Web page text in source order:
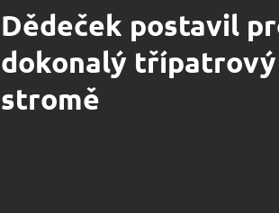
Dědeček postavil
dokonalý třípatrový
stromě